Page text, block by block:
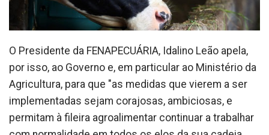
O Presidente da FENAPECUÁRIA, Idalino Leão apela,
por isso, ao Governo e, em particular ao Ministério da
Agricultura, para que "as medidas que vierem a ser
implementadas sejam corajosas, ambiciosas, e
permitam à fileira agroalimentar continuar a trabalhar